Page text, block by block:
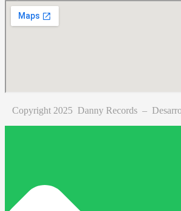
Copyright 2025 Danny Records –